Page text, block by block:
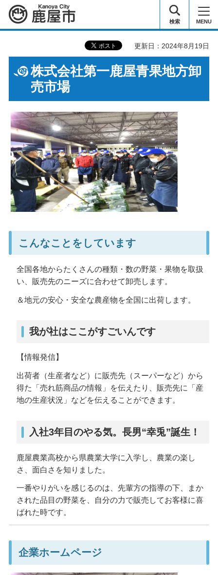
鹿屋市 検索 MENU
更新日：2024年8月19日
株式会社第一鹿屋青果地方卸
売市場
こんなことをしています
全国各地からたくさんの種類・数の野菜・果物を取扱
い、販売先のニーズに合わせて卸売します。
＆地元の安心・安全な農産物を全国に出荷します。
我が社はここがすごいんです
【情報発信】
出荷者（生産者など）に販売先（スーパーなど）から
得た「売れ筋商品の情報」を伝えたり、販売先に「産
地の生産状況」などを伝えることができます。
入社3年目のやる気。長男“幸兎”誕生！
鹿屋農業高校から県農業大学に入学し、農業の楽し
さ、面白さを知りました。
一番やりがいを感じるのは、先輩方の指導の下、まか
された品目の野菜を、自分の力で販売してお客様に喜
ばれた時です。
企業ホームページ